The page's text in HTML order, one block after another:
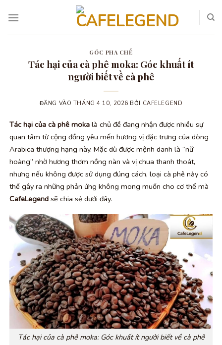
qua
GÓC PHA CHẾ
Tác hại của cà phê moka: Góc khuất ít
người biết về cà phê
ĐĂNG VÀO THÁNG 4 10, 2026 BỞI CAFELEGEND
Tác hại của cà phê moka là chủ đề đang nhận được nhiều sự
quan tâm từ cộng đồng yêu mến hương vị đặc trưng của dòng
Arabica thượng hạng này. Mặc dù được mệnh danh là “nữ
hoàng” nhờ hương thơm nồng nàn và vị chua thanh thoát,
nhưng nếu không được sử dụng đúng cách, loại cà phê này có
thể gây ra những phản ứng không mong muốn cho cơ thể mà
CafeLegend sẽ chia sẻ dưới đây.
Tác hại của cà phê moka: Góc khuất ít người biết về cà phê